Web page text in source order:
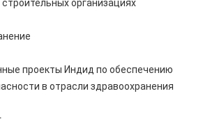
организациях
проекты Индид по обеспечению
в отрасли здравоохранения